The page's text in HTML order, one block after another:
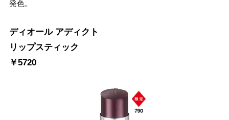
発色。
ディオール アディクト
リップスティック
￥5720